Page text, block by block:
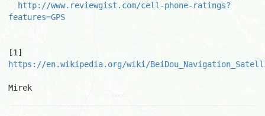
http://www.reviewgist.com/cell-phone-ratings?
features=GPS
https://en.wikipedia.org/wiki/
Mirek